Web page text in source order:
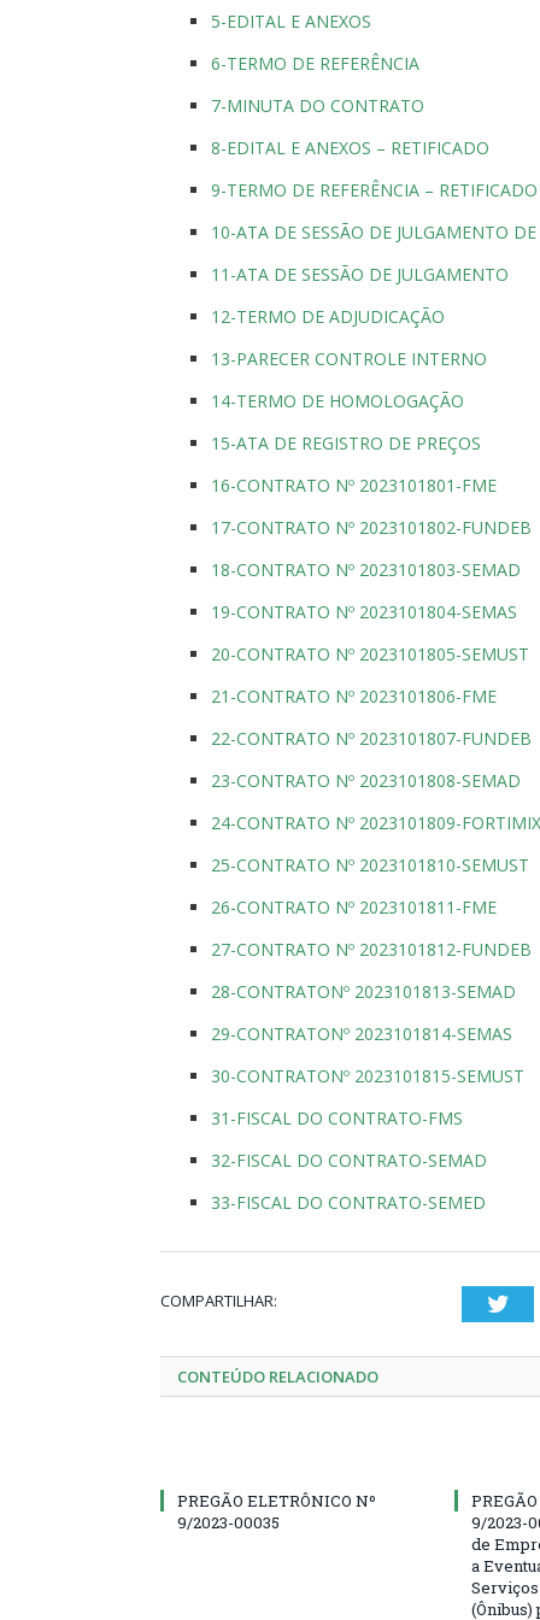
5-EDITAL E ANEXOS
6-TERMO DE REFERÊNCIA
7-MINUTA DO CONTRATO
8-EDITAL E ANEXOS – RETIFICADO
9-TERMO DE REFERÊNCIA – RETIFICADO
10-ATA DE SESSÃO DE JULGAMENTO
11-ATA DE SESSÃO DE JULGAMENTO
12-TERMO DE ADJUDICAÇÃO
13-PARECER CONTROLE INTERNO
14-TERMO DE HOMOLOGAÇÃO
15-ATA DE REGISTRO DE PREÇOS
16-CONTRATO Nº 2023101801-FME
17-CONTRATO Nº 2023101802-FUNDEB
18-CONTRATO Nº 2023101803-SEMAD
19-CONTRATO Nº 2023101804-SEMAS
20-CONTRATO Nº 2023101805-SEMUST
21-CONTRATO Nº 2023101806-FME
22-CONTRATO Nº 2023101807-FUNDEB
23-CONTRATO Nº 2023101808-SEMAD
24-CONTRATO Nº 2023101809-FORTIMIX
25-CONTRATO Nº 2023101810-SEMUST
26-CONTRATO Nº 2023101811-FME
27-CONTRATO Nº 2023101812-FUNDEB
28-CONTRATONº 2023101813-SEMAD
29-CONTRATONº 2023101814-SEMAS
30-CONTRATONº 2023101815-SEMUST
31-FISCAL DO CONTRATO-FMS
32-FISCAL DO CONTRATO-SEMAD
33-FISCAL DO CONTRATO-SEMED
COMPARTILHAR:
CONTEÚDO RELACIONADO
PREGÃO ELETRÔNICO Nº
9/2023-00035
9/2023-
de
a
(Ônibus)